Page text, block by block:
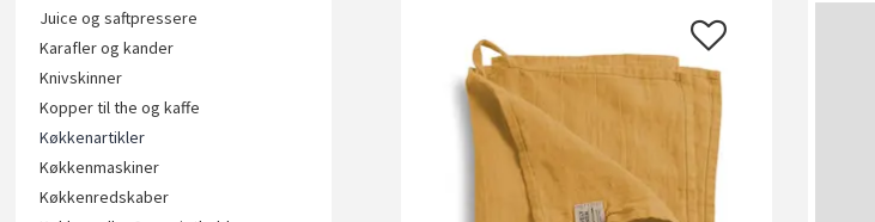
Juice og saftpressere
Karafler og kander
Knivskinner
Kopper til the og kaffe
Køkkenartikler
Køkkenmaskiner
Køkkenredskaber